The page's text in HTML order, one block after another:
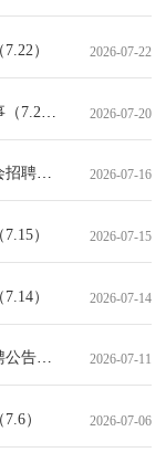
） 2026-07-22
7.20） 2026-07-20
聘启事（7.16）
2026-07-16
） 2026-07-15
） 2026-07-14
告（7.11）2026-07-11
） 2026-07-06